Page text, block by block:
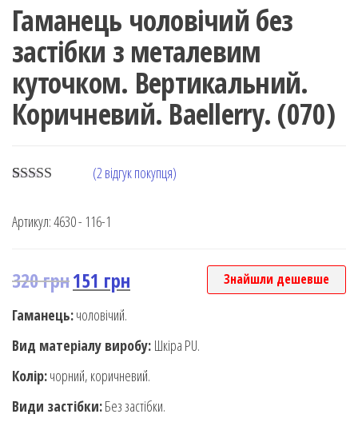
Гаманець чоловічий без
застібки з металевим
куточком. Вертикальний.
Коричневий. Baellerry. (070)
based on
(2відгук покупця)
Артикул:4630 - 116-1
320грн151 грн Знайшли дешевше
Гаманець:чоловічий.
Вид матеріалу виробу: Шкіра PU.
Колір:чорний, коричневий.
Види застібки:Без застібки.